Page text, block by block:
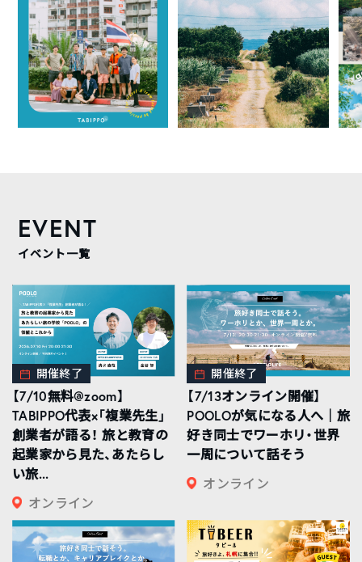
EVENT
イベント一覧
開催終了
【7/10無料@zoom】
TABIPPO代表×「複業先生」
創業者が語る！ 旅と教育の
起業家から見た、あたらし
い旅...
オンライン
開催終了
【7/13オンライン開催】
POOLOが気になる人へ｜旅
好き同士でワーホリ・世界
一周について話そう
オンライン